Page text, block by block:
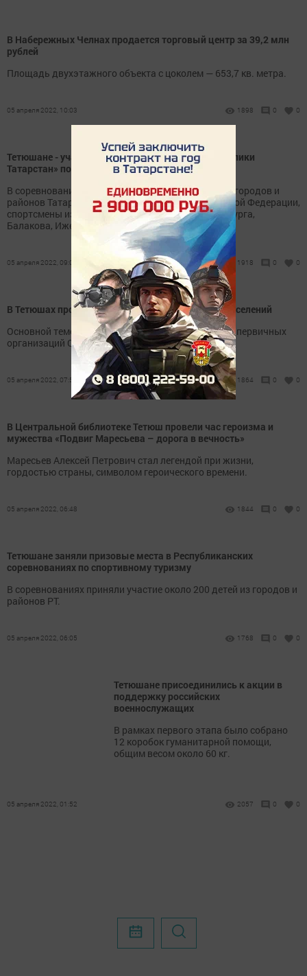
В Набережных Челнах продается торговый центр за 39,2 млн
рублей
Площадь двухэтажного объекта с цоколем — 653,7 кв. метра.
05 апреля 2022, 10:03 1898 0 0
Тетюшане - участники турнира «Надежды Республики
Татарстан» по настольному теннису
В соревнованиях приняли участие спортсмены из городов и
районов Татарстана, а также из городов Российской Федерации,
спортсмены из Москвы, Санкт- Петербурга, Оренбурга,
Балакова, Ижевска.
05 апреля 2022, 09:09 1918 0 0
В Тетюшах прошла встреча с главами сельских поселений
Основной темой стал вопрос активизации работы первичных
организаций Союза пенсионеров.
05 апреля 2022, 07:56 1864 0 0
В Центральной библиотеке Тетюш провели час героизма и
мужества «Подвиг Маресьева – дорога в вечность»
Маресьев Алексей Петрович стал легендой при жизни,
гордостью страны, символом героического времени.
05 апреля 2022, 06:48 1844 0 0
Тетюшане заняли призовые места в Республиканских
соревнованиях по спортивному туризму
В соревнованиях приняли участие около 200 детей из городов и
районов РТ.
05 апреля 2022, 06:05 1768 0 0
Тетюшане присоединились к акции в
поддержку российских
военнослужащих
В рамках первого этапа было собрано
12 коробок гуманитарной помощи,
общим весом около 60 кг.
05 апреля 2022, 01:52 2057 0 0